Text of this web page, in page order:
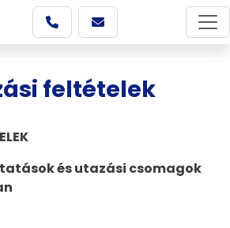
feltételek
és utazási csomagok